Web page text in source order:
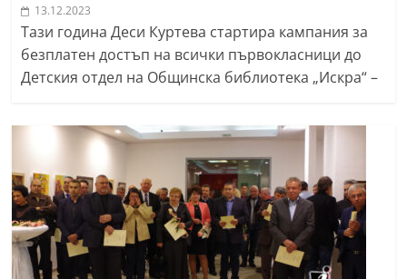
13.12.2023
Тази година Деси Куртева стартира кампания за
безплатен достъп на всички първокласници до
Детския отдел на Общинска библиотека „Искра“ –